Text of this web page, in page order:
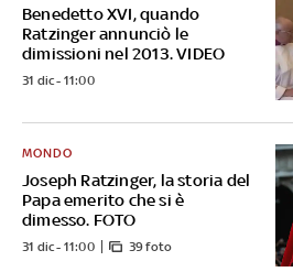
Benedetto XVI, quando
Ratzinger annunciò le
dimissioni nel 2013. VIDEO
31 dic - 11:00
Joseph Ratzinger, la storia del
Papa emerito che si è
dimesso. FOTO
MONDO
31 dic - 11:00 39 foto